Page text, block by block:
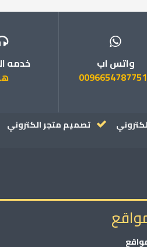
واتس اب
خدمه
تصميم متجر الكتروني